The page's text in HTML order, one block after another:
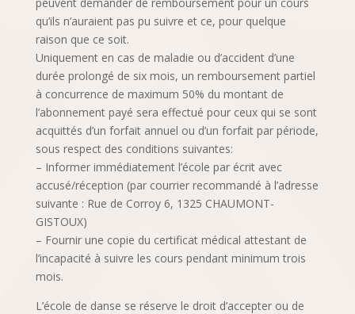
qu’ils n’auraient pas pu suivre et ce, pour quelque
raison que ce soit.
Uniquement en cas de maladie ou d’accident d’une
durée prolongé de six mois, un remboursement partiel
à concurrence de maximum 50% du montant de
l’abonnement payé sera effectué pour ceux qui se sont
acquittés d’un forfait annuel ou d’un forfait par période,
sous respect des conditions suivantes:
– Informer immédiatement l’école par écrit avec
accusé/réception (par courrier recommandé à l’adresse
suivante : Rue de Corroy 6, 1325 CHAUMONT-
GISTOUX)
– Fournir une copie du certificat médical attestant de
l’incapacité à suivre les cours pendant minimum trois
mois.
L’école de danse se réserve le droit d’accepter ou de